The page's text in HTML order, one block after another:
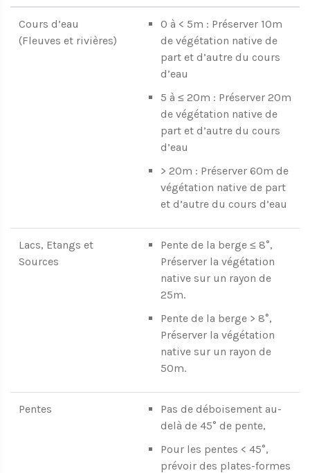
Cours d’eau
(Fleuves et rivières)
0 à < 5m : Préserver 10m
de végétation native de
part et d’autre du cours
d’eau
5 à ≤ 20m : Préserver 20m
de végétation native de
part et d’autre du cours
d’eau
> 20m : Préserver 60m de
végétation native de part
et d’autre du cours d’eau
Lacs, Etangs et
Sources
Pente de la berge ≤ 8°,
Préserver la végétation
native sur un rayon de
25m.
Pente de la berge > 8°,
Préserver la végétation
native sur un rayon de
50m.
Pentes
Pas de déboisement au-
delà de 45° de pente,
Pour les pentes < 45°,
prévoir des plates-formes